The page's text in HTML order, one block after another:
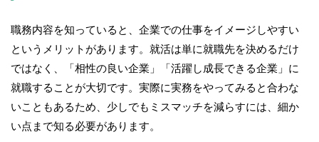
職務内容を知っていると、企業での仕事をイメージしやすい
というメリットがあります。就活は単に就職先を決めるだけ
ではなく、「相性の良い企業」「活躍し成長できる企業」に
就職することが大切です。実際に実務をやってみると合わな
いこともあるため、少しでもミスマッチを減らすには、細か
い点まで知る必要があります。